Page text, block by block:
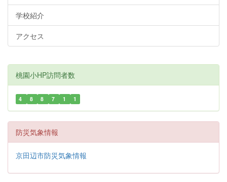
学校紹介
アクセス
桃園小HP訪問者数
4 8 8 7 1 1
防災気象情報
京田辺市防災気象情報